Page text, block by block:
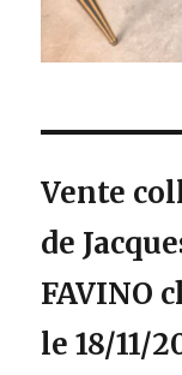
Vente
de
FAVINO
le 18/11/